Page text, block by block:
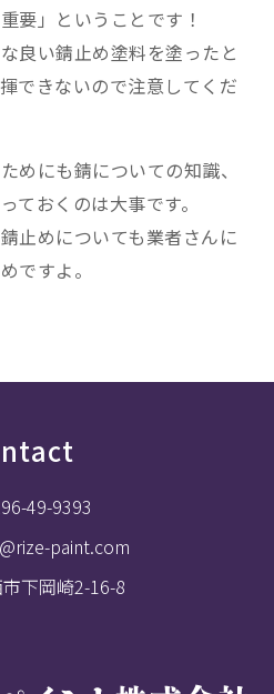
要」ということです！
良い錆止め塗料を塗ったと
できないので注意してくだ
めにも錆についての知識、
ておくのは大事です。
止めについても業者さんに
ですよ。
49-9393
paint.com
下岡崎2-16-8